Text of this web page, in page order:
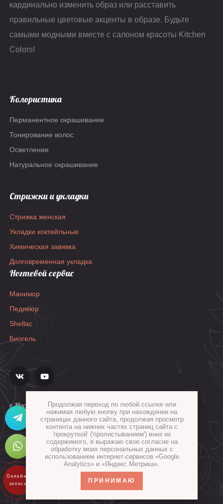
кардинально изменить образ или расставить
правильные цветовые акценты в образе. Будьте
самыми модными вместе с салоном красоты Kitchen
Colors!
Колористика
Перманентное окрашивание
Тонирование волос
Осветление
Натуральное окрашивание
Стрижки и укладки
Стрижка женская
Укладки коктейльные
Химическая завивка
Долговременная укладка
Ногтевой сервис
Маникюр
Педикюр
Shellac
Биогель
г.Москва, ул.Гиляровского, д.36, стр.1а
© 2015 Все права защищены.
Продолжая переход по любой ссылке или
нажимая любую кнопку при нахождении на
страницах данного сайта, продолжая просмотр
контента на нижних частях страниц сайта с
'прокруткой' ('пролистыванием') вниз их
содержимого, я выражаю свое согласие на
обработку моих персональных данных с
использованием интернет-сервисов «Google
Analytics» и «Яндекс Метрика».
ПРИНИМАЮ